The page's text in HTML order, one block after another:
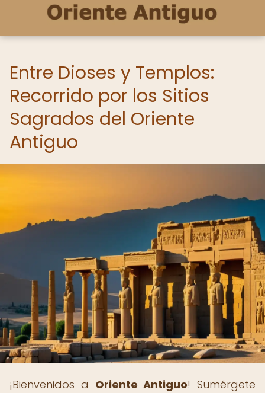
Entre Dioses y Templos:
Recorrido por los Sitios
Sagrados del Oriente
Antiguo
¡Bienvenidos a Oriente Antiguo! Sumérgete